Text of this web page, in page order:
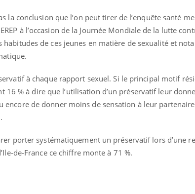
la conclusion que l’on peut tirer de l’enquête santé
à l’occasion de la Journée Mondiale de la lutte
habitudes de ces jeunes en matière de sexualité et
à chaque rapport sexuel. Si le principal motif
16 % à dire que l’utilisation d’un préservatif leur donne
encore de donner moins de sensation à leur partenaire
porter systématiquement un préservatif lors d’une
de-France ce chiffre monte à 71 %.
comprendre pour
brouillard mental ou
symptômes de la
Youtube
Insuline & Charge mentale
osait en parler??Youtube
patients comme parfois chez